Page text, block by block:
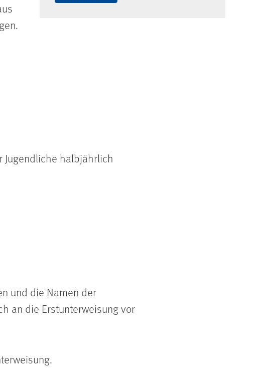
Jugendliche halbjährlich
und die Namen der
an die Erstunterweisung vor